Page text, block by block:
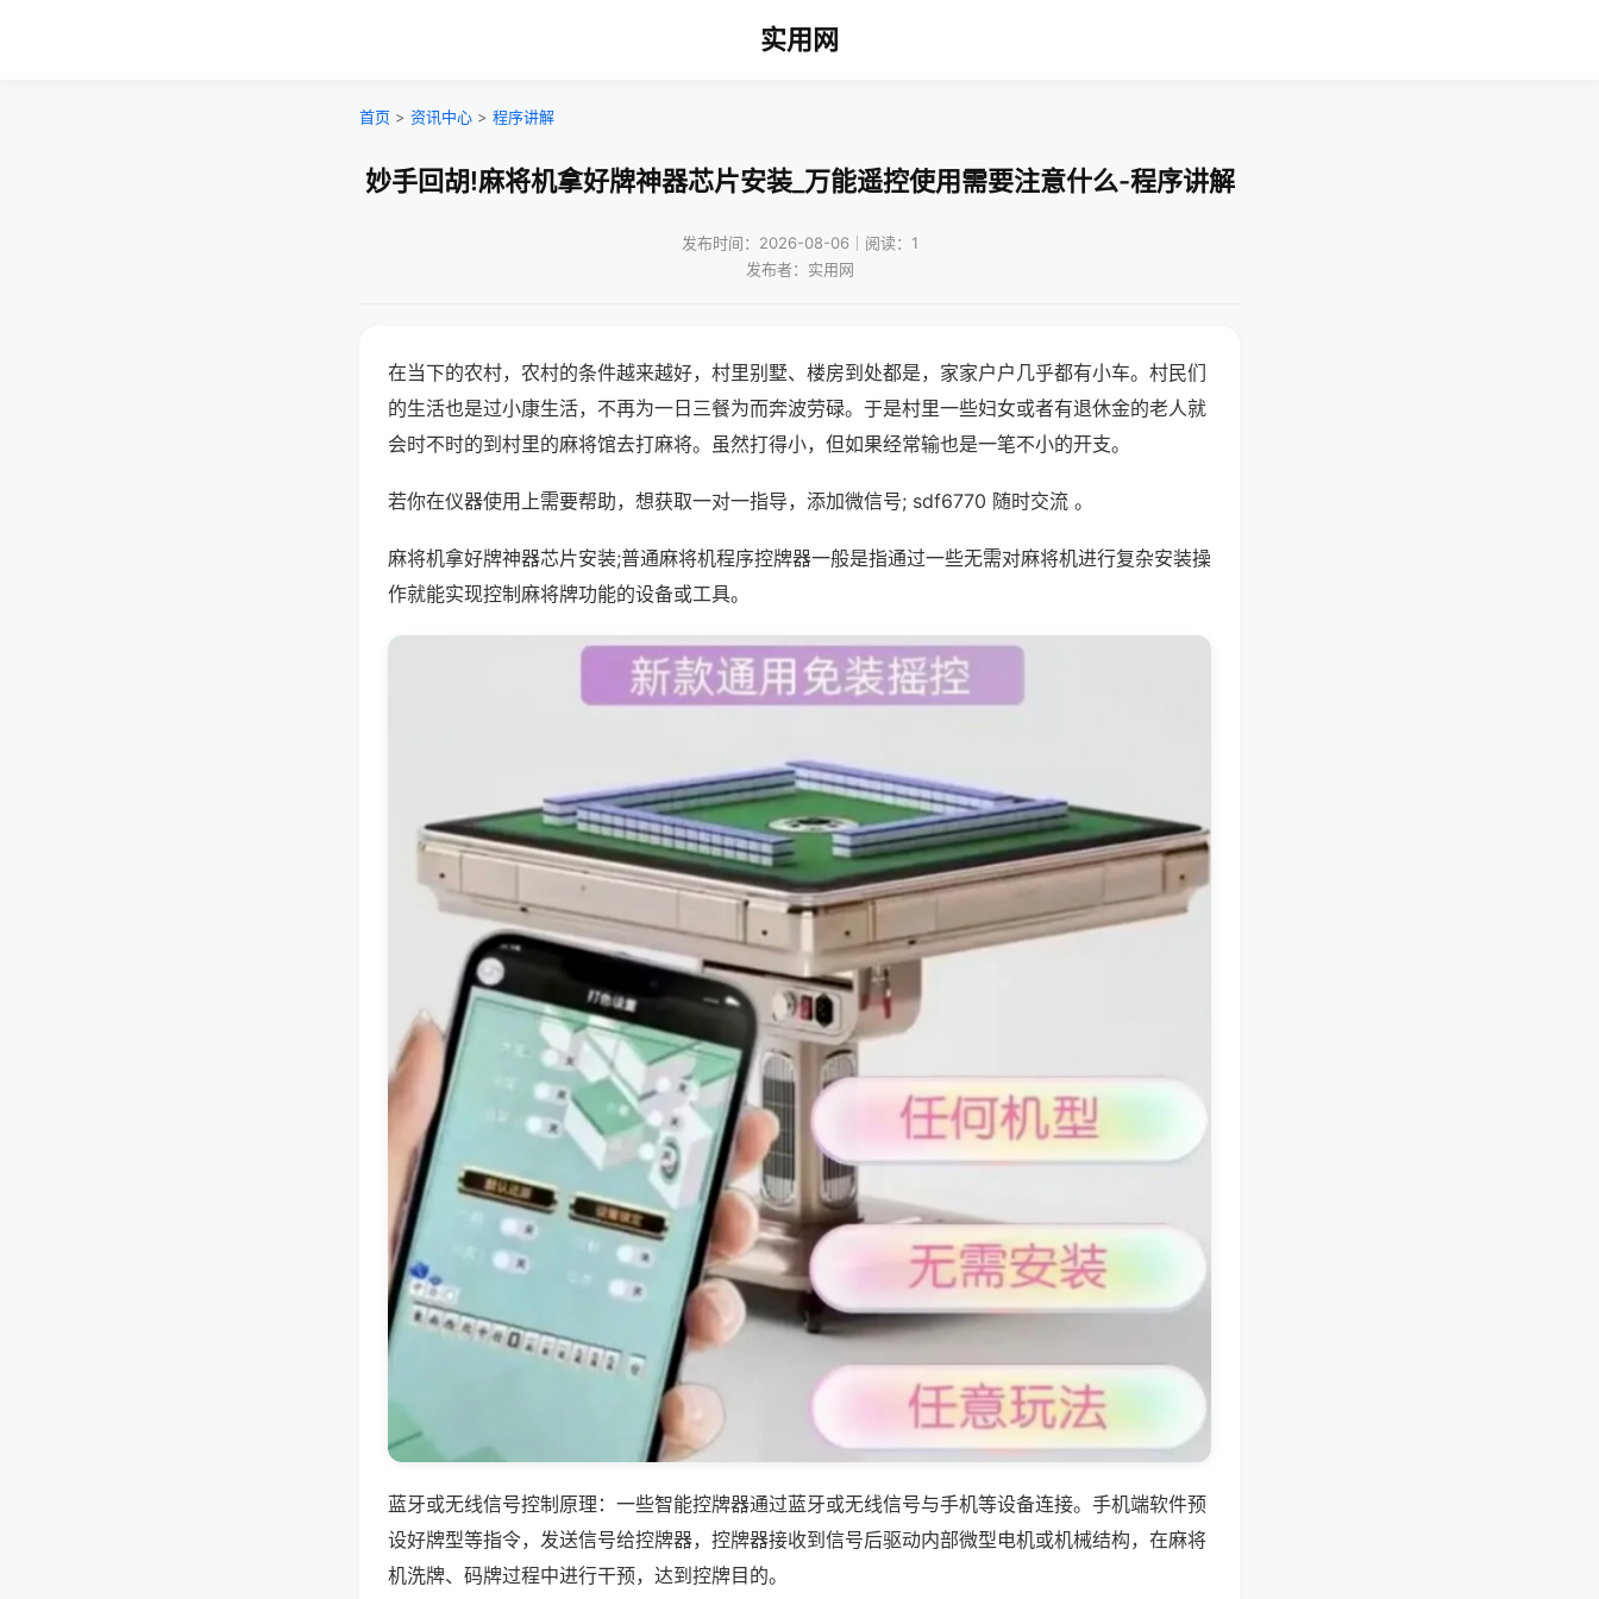
实用网
首页 > 资讯中心 > 程序讲解
妙手回胡!麻将机拿好牌神器芯片安装_万能遥控使用需要注意什么-程序讲解
发布时间：2026-08-06｜阅读：1
发布者：实用网
在当下的农村，农村的条件越来越好，村里别墅、楼房到处都是，家家户户几乎都有小车。村民们
的生活也是过小康生活，不再为一日三餐为而奔波劳碌。于是村里一些妇女或者有退休金的老人就
会时不时的到村里的麻将馆去打麻将。虽然打得小，但如果经常输也是一笔不小的开支。
若你在仪器使用上需要帮助，想获取一对一指导，添加微信号; sdf6770 随时交流 。
麻将机拿好牌神器芯片安装;普通麻将机程序控牌器一般是指通过一些无需对麻将机进行复杂安装操
作就能实现控制麻将牌功能的设备或工具。
蓝牙或无线信号控制原理：一些智能控牌器通过蓝牙或无线信号与手机等设备连接。手机端软件预
设好牌型等指令，发送信号给控牌器，控牌器接收到信号后驱动内部微型电机或机械结构，在麻将
机洗牌、码牌过程中进行干预，达到控牌目的。